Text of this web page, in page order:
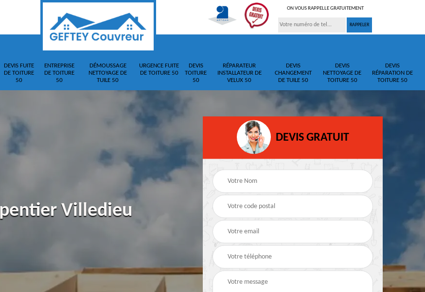
ON VOUS RAPPELLE GRATUITEMENT
DEVIS FUITE
DE TOITURE
50
ENTREPRISE
DE TOITURE
50
DÉMOUSSAGE
NETTOYAGE DE
TUILE 50
URGENCE FUITE
DE TOITURE 50
DEVIS
TOITURE
50
RÉPARATEUR
INSTALLATEUR DE
VELUX 50
DEVIS
CHANGEMENT
DE TUILE 50
DEVIS
NETTOYAGE DE
TOITURE 50
DEVIS
RÉPARATION DE
TOITURE 50
Villedieu
DEVIS GRATUIT